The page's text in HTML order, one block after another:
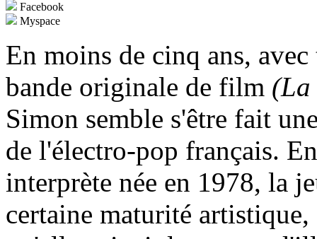
Facebook
Myspace
En moins de cinq ans,
bande originale de film (La
Simon semble s'être fait
de l'électro-pop français.
interprète née en 1978, la
certaine maturité